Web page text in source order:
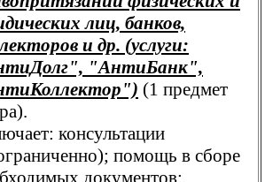
лиц, банков,
и др. (услуги:
"АнтиБанк",
(1 предмет
консультации
помощь в сборе
документов;